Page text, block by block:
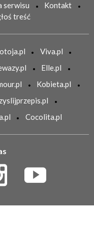
serwisu
Kontakt
treść
Viva.pl
Elle.pl
Kobieta.pl
Cocolita.pl